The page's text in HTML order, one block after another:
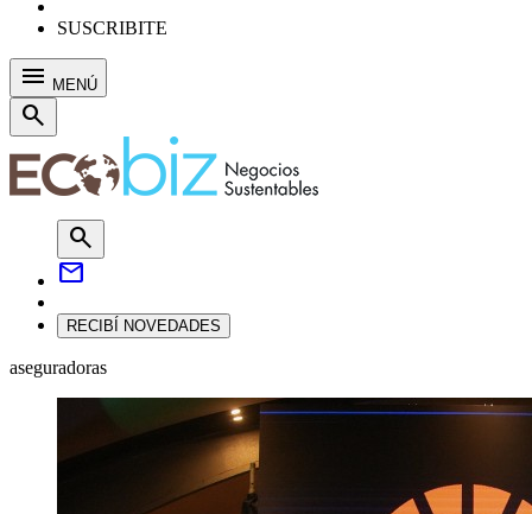
SUSCRIBITE
menu MENÚ
search
search
mail
RECIBÍ NOVEDADES
aseguradoras